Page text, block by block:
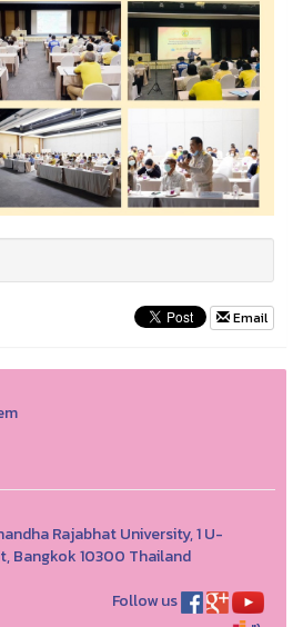
Email
Rajabhat University, 1 U-
Bangkok 10300 Thailand
Follow us